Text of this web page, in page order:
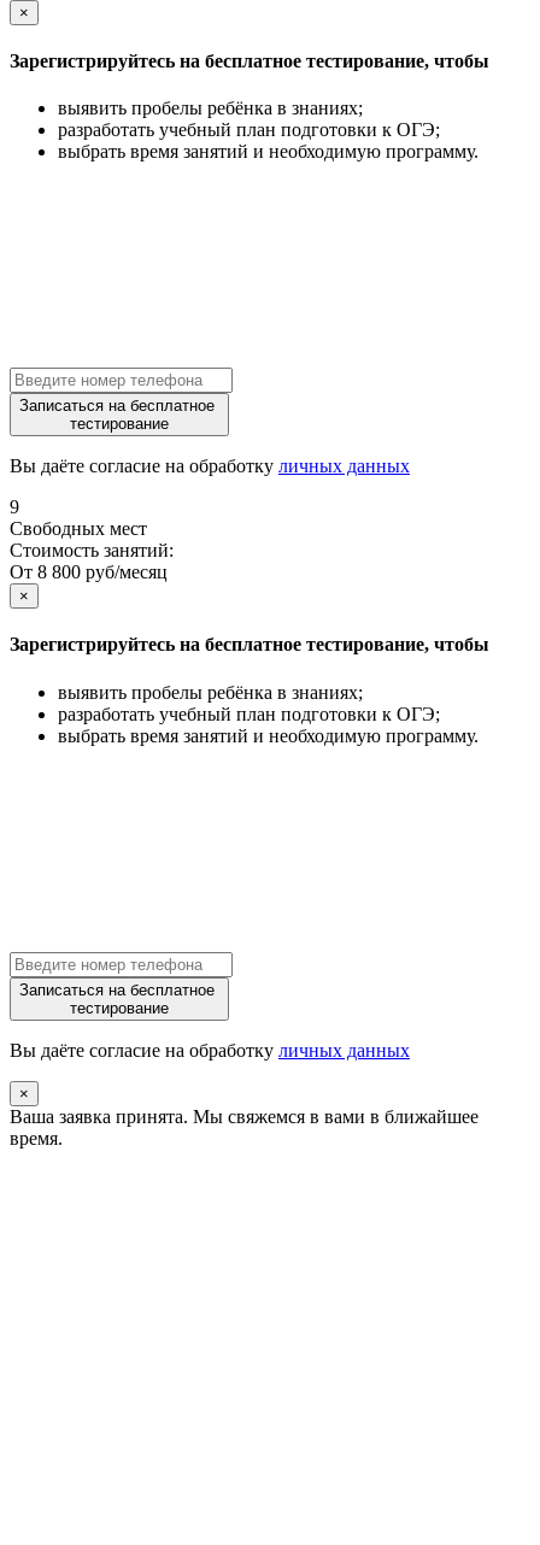
×
Зарегистрируйтесь на бесплатное тестирование, чтобы
выявить пробелы ребёнка в знаниях;
разработать учебный план подготовки к ОГЭ;
выбрать время занятий и необходимую программу.
Записаться на бесплатное
тестирование
Вы даёте согласие на обработку личных данных
9
Свободных мест
Стоимость занятий:
От 8 800 руб/месяц
×
Зарегистрируйтесь на бесплатное тестирование, чтобы
выявить пробелы ребёнка в знаниях;
разработать учебный план подготовки к ОГЭ;
выбрать время занятий и необходимую программу.
Записаться на бесплатное
тестирование
Вы даёте согласие на обработку личных данных
×
Ваша заявка принята. Мы свяжемся в вами в ближайшее
время.